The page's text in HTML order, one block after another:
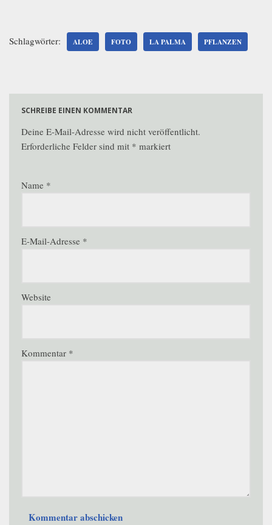
Schlagwörter: ALOE FOTO LA PALMA PFLANZEN
SCHREIBE EINEN KOMMENTAR
Deine E-Mail-Adresse wird nicht veröffentlicht.
Erforderliche Felder sind mit * markiert
Name *
E-Mail-Adresse *
Website
Kommentar *